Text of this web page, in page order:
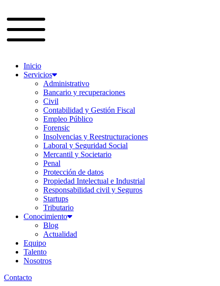
Inicio
Servicios
Administrativo
Bancario y recuperaciones
Civil
Contabilidad y Gestión Fiscal
Empleo Público
Forensic
Insolvencias y Reestructuraciones
Laboral y Seguridad Social
Mercantil y Societario
Penal
Protección de datos
Propiedad Intelectual e Industrial
Responsabilidad civil y Seguros
Startups
Tributario
Conocimiento
Blog
Actualidad
Equipo
Talento
Nosotros
Contacto